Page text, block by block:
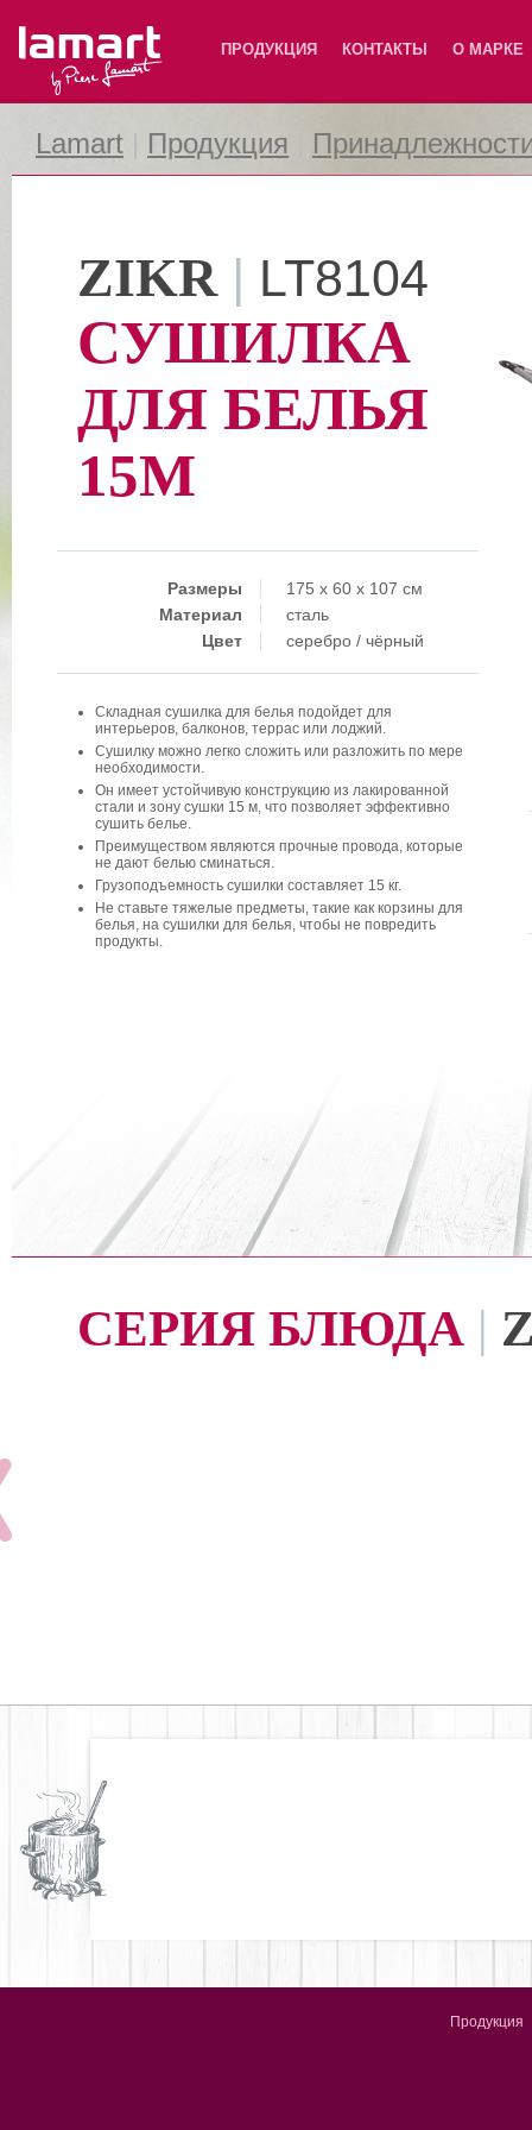
Lamart ПРОДУКЦИЯ КОНТАКТЫ О МАРКЕ
Lamart Продукция
ZIKR| LT8104
СУШИЛКА
ДЛЯ БЕЛЬЯ
15M
Размеры
175 x 60 x 107 см
Материал
сталь
Цвет
серебро / чёрный
Складная сушилка для белья подойдет для
интерьеров, балконов, террас или лоджий.
Сушилку можно легко сложить или разложить по мере
необходимости.
Он имеет устойчивую конструкцию из лакированной
стали и зону сушки 15 м, что позволяет эффективно
сушить белье.
Преимуществом являются прочные провода, которые
не дают белью сминаться.
Грузоподъемность сушилки составляет 15 кг.
Не ставьте тяжелые предметы, такие как корзины для
белья, на сушилки для белья, чтобы не повредить
продукты.
СЕРИЯ БЛЮДА |
Продукция